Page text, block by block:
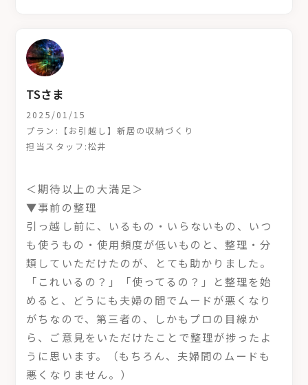
TSさま
2025/01/15
プラン:【お引越し】新居の収納づくり
担当スタッフ:松井
＜期待以上の大満足＞
▼事前の整理
引っ越し前に、いるもの・いらないもの、いつ
も使うもの・使用頻度が低いものと、整理・分
類していただけたのが、とても助かりました。
「これいるの？」「使ってるの？」と整理を始
めると、どうにも夫婦の間でムードが悪くなり
がちなので、第三者の、しかもプロの目線か
ら、ご意見をいただけたことで整理が捗ったよ
うに思います。（もちろん、夫婦間のムードも
悪くなりません。）